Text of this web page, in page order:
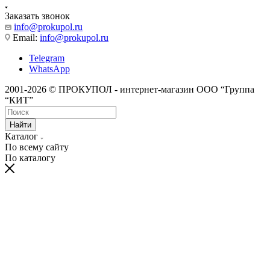
Заказать звонок
info@prokupol.ru
Email: info@prokupol.ru
Telegram
WhatsApp
2001-2026 © ПРОКУПОЛ - интернет-магазин ООО “Группа
“КИТ”
Найти
Каталог
По всему сайту
По каталогу